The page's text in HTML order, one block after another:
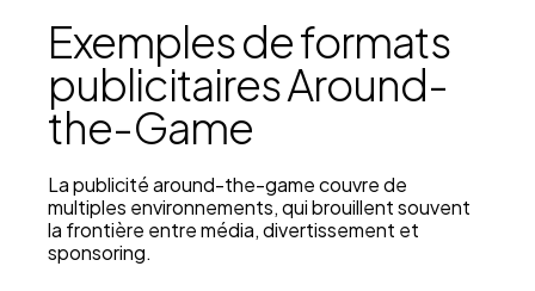
Exemples de formats
publicitaires Around-
the-Game
La publicité around-the-game couvre de
multiples environnements, qui brouillent souvent
la frontière entre média, divertissement et
sponsoring.